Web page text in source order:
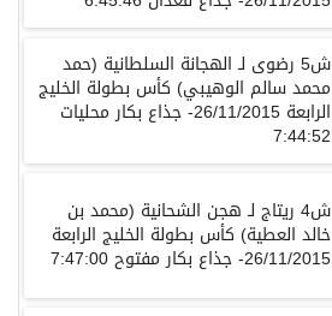
ش5 رضوى لـ الهجانة السلطانية (حمد
محمد سالم الوهيبي) كأس بطولة الخليج
الرابعة 26/11/2015- جذاع بكار محليات
7:44:52
ش4 ريتاج لـ هجن الشحانية (محمد بن
خالد العطية) كأس بطولة الخليج الرابعة
26/11/2015- جذاع بكار مفتوح 7:47:00